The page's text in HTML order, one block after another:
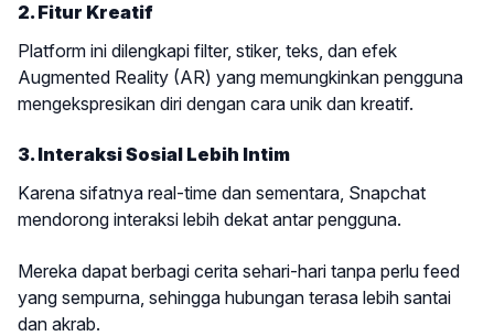
2. Fitur Kreatif
Platform ini dilengkapi filter, stiker, teks, dan efek
Augmented Reality (AR) yang memungkinkan pengguna
mengekspresikan diri dengan cara unik dan kreatif.
3. Interaksi Sosial Lebih Intim
Karena sifatnya real-time dan sementara, Snapchat
mendorong interaksi lebih dekat antar pengguna.
Mereka dapat berbagi cerita sehari-hari tanpa perlu feed
yang sempurna, sehingga hubungan terasa lebih santai
dan akrab.